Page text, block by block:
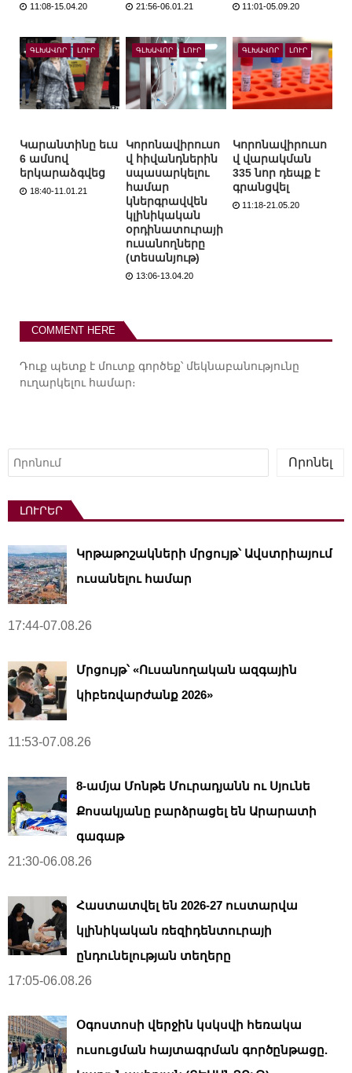
11:08-15.04.20 21:56-06.01.21 11:01-05.09.20
ԳԼԽԱՎՈՐ ԼՈՒՐ
Կարանտինը եւս
6 ամսով
երկարաձգվեց
18:40-11.01.21
ԳԼԽԱՎՈՐ ԼՈՒՐ
Կորոնավիրուսո
վ հիվանդներին
սպասարկելու
համար
կներգրավվեն
կլինիկական
օրդինատուրայի
ուսանողները
(տեսանյութ)
13:06-13.04.20
ԳԼԽԱՎՈՐ ԼՈՒՐ
Կորոնավիրուսո
վ վարակման
335 նոր դեպք է
գրանցվել
11:18-21.05.20
COMMENT HERE
Դուք պետք է մուտք գործեք՝ մեկնաբանությունը
ուղարկելու համար։
Որոնել
Որոնել
ԼՈՒՐԵՐ
Կրթաթոշակների մրցույթ՝ Ավստրիայում
ուսանելու համար
17:44-07.08.26
Մրցույթ՝ «Ուսանողական ազգային
կիբեռվարժանք 2026»
11:53-07.08.26
8-ամյա Մոնթե Մուրադյանն ու Սյունե
Քոսակյանը բարձրացել են Արարատի
գագաթ
21:30-06.08.26
Հաստատվել են 2026-27 ուստարվա
կլինիկական ռեզիդենտուրայի
ընդունելության տեղերը
17:05-06.08.26
Օգոստոսի վերջին կսկսվի հեռակա
ուսուցման հայտագրման գործընթացը.